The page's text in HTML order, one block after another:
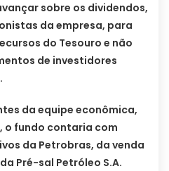
sobre os dividendos,
da empresa, para
do Tesouro e não
de investidores
da equipe econômica,
o fundo contaria com
da Petrobras, da venda
Pré-sal Petróleo S.A.